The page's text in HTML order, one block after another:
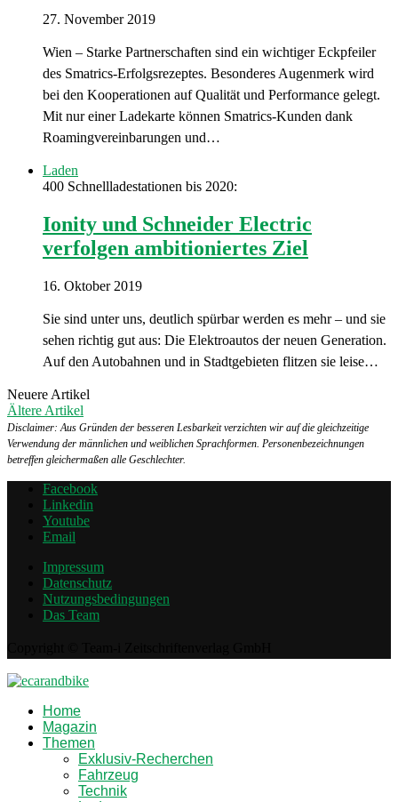
27. November 2019
Wien – Starke Partnerschaften sind ein wichtiger Eckpfeiler
des Smatrics-Erfolgsrezeptes. Besonderes Augenmerk wird
bei den Kooperationen auf Qualität und Performance gelegt.
Mit nur einer Ladekarte können Smatrics-Kunden dank
Roamingvereinbarungen und…
Laden
400 Schnellladestationen bis 2020:
Ionity und Schneider Electric
verfolgen ambitioniertes Ziel
16. Oktober 2019
Sie sind unter uns, deutlich spürbar werden es mehr – und sie
sehen richtig gut aus: Die Elektroautos der neuen Generation.
Auf den Autobahnen und in Stadtgebieten flitzen sie leise…
Neuere Artikel
Ältere Artikel
Disclaimer: Aus Gründen der besseren Lesbarkeit verzichten wir auf die gleichzeitige
Verwendung der männlichen und weiblichen Sprachformen. Personenbezeichnungen
betreffen gleichermaßen alle Geschlechter.
Facebook
Linkedin
Youtube
Email
Impressum
Datenschutz
Nutzungsbedingungen
Das Team
Home
Magazin
Themen
Exklusiv-Recherchen
Fahrzeug
Technik